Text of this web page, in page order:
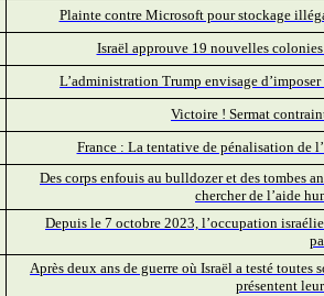
Plainte contre Microsoft pour stockage
Israël approuve 19 nouvelles
L’administration Trump envisage
Victoire ! Sermat
France : La tentative de pénalisation de
Des corps enfouis au bulldozer et des tombes
chercher de l’aide
Depuis le 7 octobre 2023, l’occupation
Après deux ans de guerre où Israël a testé toutes
présentent